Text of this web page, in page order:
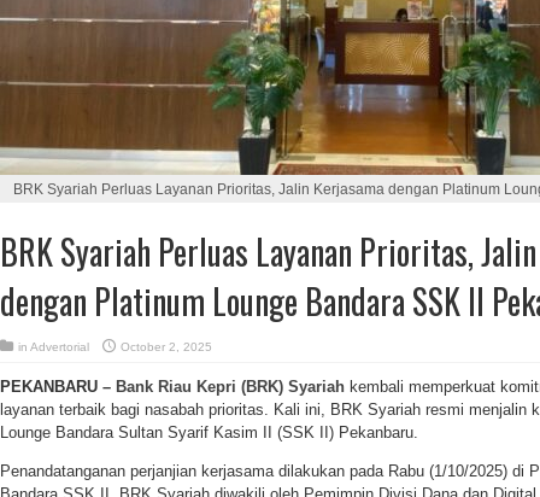
BRK Syariah Perluas Layanan Prioritas, Jalin Kerjasama dengan Platinum
BRK Syariah Perluas Layanan Prioritas,
dengan Platinum Lounge Bandara SSK II
in Advertorial October 2, 2025
PEKANBARU – Bank Riau Kepri (BRK) Syariah kembali memperkuat
layanan terbaik bagi nasabah prioritas. Kali ini, BRK Syariah resmi menjalin
Lounge Bandara Sultan Syarif Kasim II (SSK II) Pekanbaru.
Penandatanganan perjanjian kerjasama dilakukan pada Rabu (1/10/2025) di